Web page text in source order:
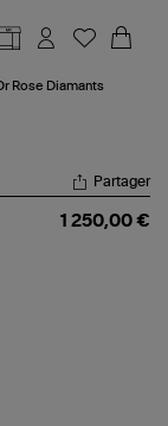
Rose Diamants
Partager
1 250,00 €